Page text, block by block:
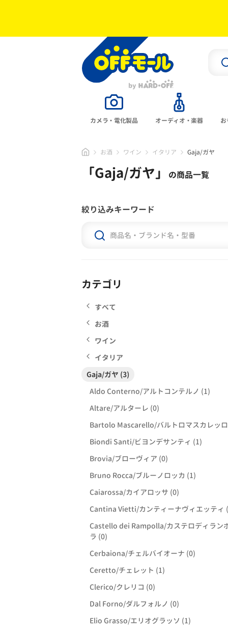
カメラ・電化製品 オーディオ・楽器
お酒 ワイン イタリア Gaja/ガヤ
「Gaja/ガヤ」 の商品一覧
絞り込みキーワード
カテゴリ
すべて
お酒
ワイン
イタリア
Gaja/ガヤ (3)
Aldo Conterno/アルトコンテルノ (1)
Altare/アルターレ (0)
Bartolo Mascarello/バルトロマスカレッ
Biondi Santi/ビヨンデサンティ (1)
Brovia/ブローヴィア (0)
Bruno Rocca/ブルーノロッカ (1)
Caiarossa/カイアロッサ (0)
Cantina Vietti/カンティーナヴィエッティ
Castello dei Rampolla/カステロディラン
ラ (0)
Cerbaiona/チェルバイオーナ (0)
Ceretto/チェレット (1)
Clerico/クレリコ (0)
Dal Forno/ダルフォルノ (0)
Elio Grasso/エリオグラッソ (1)